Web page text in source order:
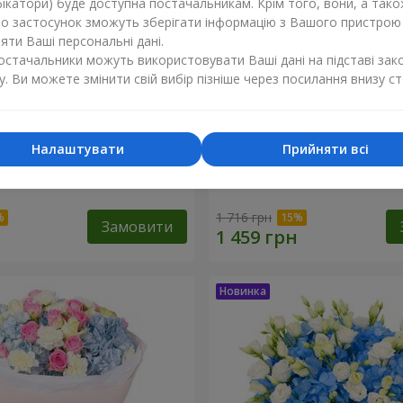
Замовити 1 716 грн
застосунок зможуть зберігати інформацію з Вашого
Ваші персональні дані.
можуть використовувати Ваші дані на підставі
Ви можете змінити свій вибір пізніше через посилання внизу
Прийняти всі
Налаштувати